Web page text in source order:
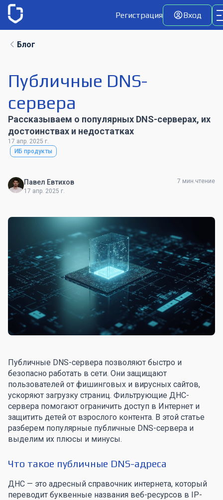
Регистрация Вход
Блог
Публичные DNS-
сервера
Рассказываем о популярных DNS-серверах, их
достоинствах и недостатках
17 апр. 2025 г.
ИБ продукты
Павел Евтихов
17 апр. 2025 г.
7 мин.чтение
Публичные DNS-сервера позволяют быстро и
безопасно работать в сети. Они защищают
пользователей от фишинговых и вирусных сайтов,
ускоряют загрузку страниц. Фильтрующие ДНС-
сервера помогают ограничить доступ в Интернет и
защитить детей от взрослого контента. В этой статье
разберем популярные публичные DNS-сервера и
выделим их плюсы и минусы.
Что такое публичные DNS-адреса
ДНС — это адресный справочник интернета, который
переводит буквенные названия веб-ресурсов в IP-